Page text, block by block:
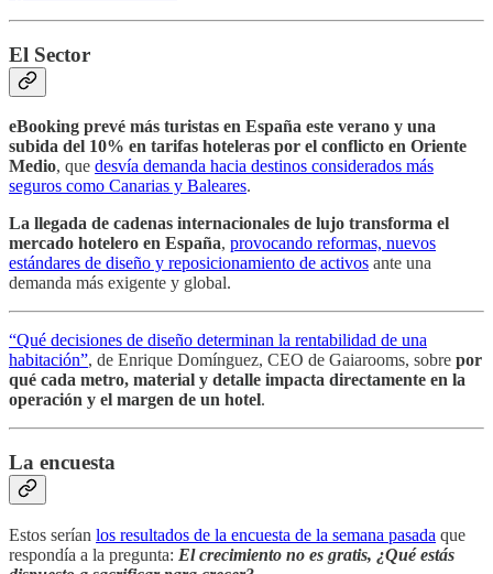
El Sector
eBooking prevé más turistas en España este verano y una
subida del 10% en tarifas hoteleras por el conflicto en Oriente
Medio, que desvía demanda hacia destinos considerados más
seguros como Canarias y Baleares.
La llegada de cadenas internacionales de lujo transforma el
mercado hotelero en España, provocando reformas, nuevos
estándares de diseño y reposicionamiento de activos ante una
demanda más exigente y global.
“Qué decisiones de diseño determinan la rentabilidad de una
habitación”, de Enrique Domínguez, CEO de Gaiarooms, sobre por
qué cada metro, material y detalle impacta directamente en la
operación y el margen de un hotel.
La encuesta
Estos serían los resultados de la encuesta de la semana pasada que
respondía a la pregunta: El crecimiento no es gratis, ¿Qué estás